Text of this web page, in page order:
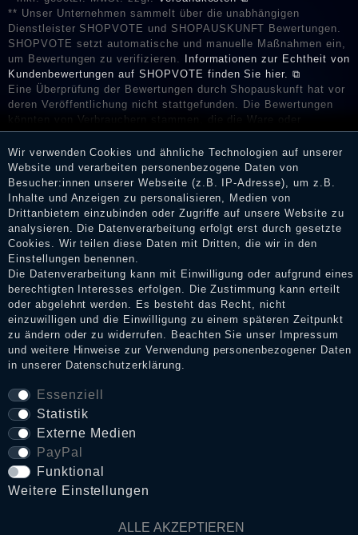
** Unser Unternehmen sammelt über die unabhängigen
Dienstleister SHOPVOTE und SHOPAUSKUNFT Bewertungen.
SHOPVOTE setzt automatische und manuelle Maßnahmen ein,
um Bewertungen zu verifizieren.
Informationen zur Echtheit von
Kundenbewertungen auf SHOPVOTE finden Sie hier. ⧉
Eine Überprüfung der Bewertungen durch Shopauskunft hat vor
deren Veröffentlichung nicht stattgefunden. Die Bewertungen
könnten von Verbrauchern stammen, die die Ware oder
Dienstleistungen gar nicht erworben oder genutzt haben. Nach
Erhalt einer Benachrichtigungs-E-Mail können Händler die
Bewertungen verifizieren und über die erfolgte Verifizierung im
Shop informieren.
Impressum
Daten­schutz­erklärung
AGB
Widerrufs­recht
VERTRAG WIDERRUFEN
Wir verwenden Cookies und ähnliche Technologien auf unserer
Website und verarbeiten personenbezogene Daten von
Besucher:innen unserer Webseite (z.B. IP-Adresse), um z.B.
Inhalte und Anzeigen zu personalisieren, Medien von
Drittanbietern einzubinden oder Zugriffe auf unsere Website zu
analysieren. Die Datenverarbeitung erfolgt erst durch gesetzte
Cookies. Wir teilen diese Daten mit Dritten, die wir in den
Einstellungen benennen.
Die Datenverarbeitung kann mit Einwilligung oder aufgrund eines
berechtigten Interesses erfolgen. Die Zustimmung kann erteilt
oder abgelehnt werden. Es besteht das Recht, nicht
einzuwilligen und die Einwilligung zu einem späteren Zeitpunkt
zu ändern oder zu widerrufen. Beachten Sie unser
Impressum
und weitere Hinweise zur Verwendung personenbezogener Daten
in unserer Daten­schutz­erklärung.
Essenziell
Statistik
Externe Medien
PayPal
Funktional
Weitere Einstellungen
ALLE AKZEPTIEREN